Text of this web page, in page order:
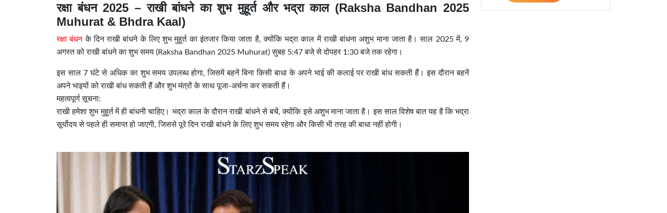
रक्षा बंधन 2025 – राखी बांधने का शुभ मुहूर्त और भद्रा काल (Raksha Bandhan 2025
Muhurat & Bhdra Kaal)
रक्षा बंधनके दिन राखी बांधने के लिए शुभ मुहूर्त का इंतजार किया जाता है, क्योंकि भद्रा काल में राखी बांधना अशुभ माना जाता है। साल 2025 में, 9
अगस्त को राखी बांधने का शुभ समय (Raksha Bandhan 2025 Muhurat) सुबह 5:47 बजे से दोपहर 1:30 बजे तक रहेगा।
इस साल 7 घंटे से अधिक का शुभ समय उपलब्ध होगा, जिसमें बहनें बिना किसी बाधा के अपने भाई की कलाई पर राखी बांध सकती हैं। इस दौरान बहनें
अपने भाइयों को राखी बांध सकती हैं और शुभ मंत्रों के साथ पूजा-अर्चना कर सकती हैं।
महत्वपूर्ण सूचना:
राखी हमेशा शुभ मुहूर्त में ही बांधनी चाहिए। भद्रा काल के दौरान राखी बांधने से बचें, क्योंकि इसे अशुभ माना जाता है। इस साल विशेष बात यह है कि भद्रा
सूर्योदय से पहले ही समाप्त हो जाएगी, जिससे पूरे दिन राखी बांधने के लिए शुभ समय रहेगा और किसी भी तरह की बाधा नहीं होगी।